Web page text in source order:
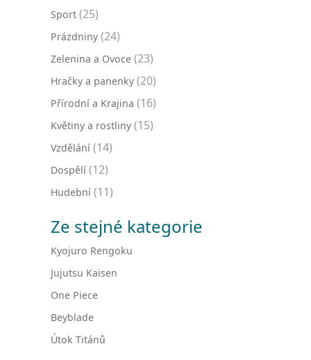
Sport (25)
Prázdniny (24)
Zelenina a Ovoce (23)
Hračky a panenky (20)
Přírodní a Krajina (16)
Květiny a rostliny (15)
Vzdělání (14)
Dospělí (12)
Hudební (11)
Ze stejné kategorie
Kyojuro Rengoku
Jujutsu Kaisen
One Piece
Beyblade
Útok Titánů